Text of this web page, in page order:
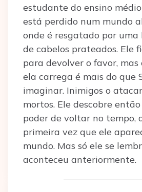
estudante do ensino
está perdido num mundo
onde é resgatado por
de cabelos prateados. Ele
para devolver o favor, mas
ela carrega é mais do que
imaginar. Inimigos o
mortos. Ele descobre
poder de voltar no tempo,
primeira vez que ele
mundo. Mas só ele se
aconteceu anteriormente.